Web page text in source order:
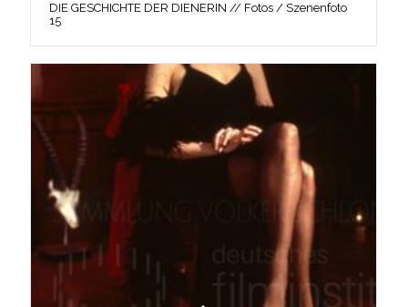
DIE GESCHICHTE DER DIENERIN // Fotos / Szenenfoto
15